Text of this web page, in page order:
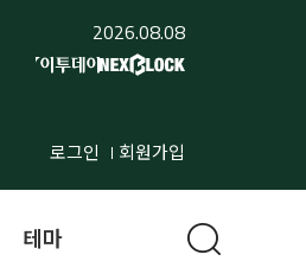
2026.08.08
로그인 회원가입
테마